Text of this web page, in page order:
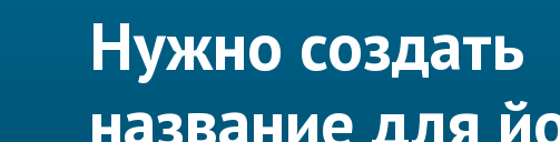
Нужно создать
название для